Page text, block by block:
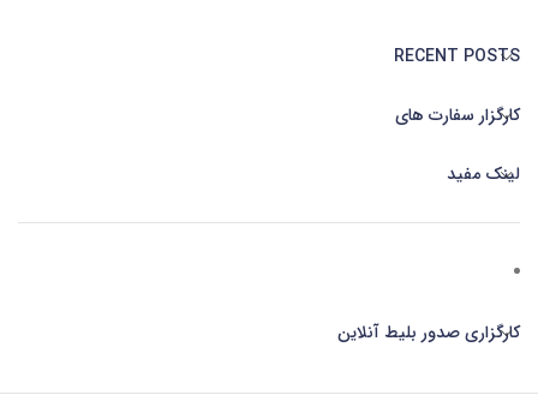
RECENT POSTS
کارگزار سفارت های
لینک مفید
کارگزاری صدور بلیط آنلاین